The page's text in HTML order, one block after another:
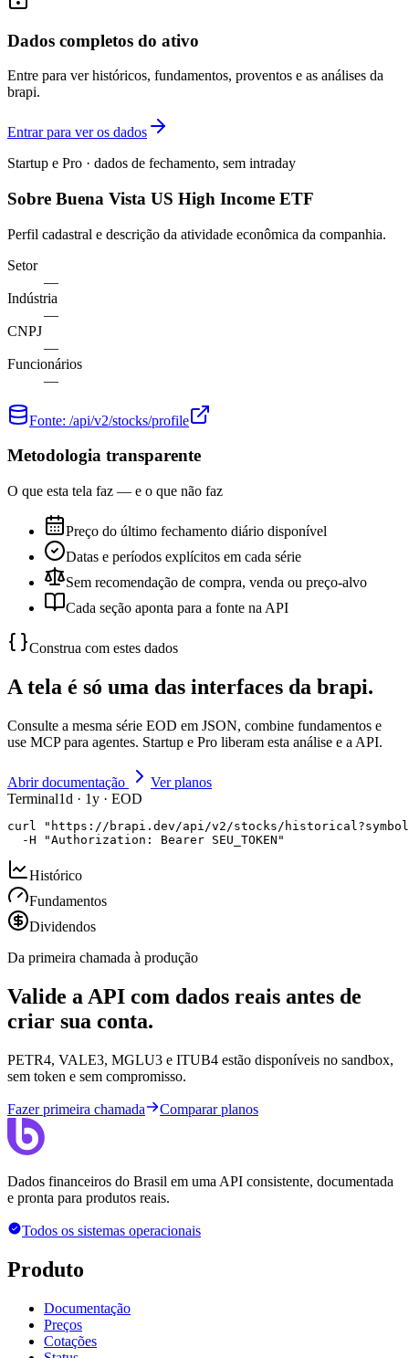
Dados completos do ativo
Entre para ver históricos, fundamentos, proventos e as análises da
brapi.
Entrar para ver os dados
Startup e Pro · dados de fechamento, sem intraday
Sobre Buena Vista US High Income ETF
Perfil cadastral e descrição da atividade econômica da companhia.
Setor
—
Indústria
—
CNPJ
—
Funcionários
—
Fonte: /api/v2/stocks/profile
Metodologia transparente
O que esta tela faz — e o que não faz
Preço do último fechamento diário disponível
Datas e períodos explícitos em cada série
Sem recomendação de compra, venda ou preço-alvo
Cada seção aponta para a fonte na API
Construa com estes dados
A tela é só uma das interfaces da brapi.
Consulte a mesma série EOD em JSON, combine fundamentos e
use MCP para agentes. Startup e Pro liberam esta análise e a API.
Abrir documentação
Ver planos
Terminal1d · 1y · EOD
curl "https://brapi.dev/api/v2/stocks/
  -H "Authorization: Bearer SEU_TOKEN"
Histórico
Fundamentos
Dividendos
Da primeira chamada à produção
Valide a API com dados reais antes de
criar sua conta.
PETR4, VALE3, MGLU3 e ITUB4 estão disponíveis no sandbox,
sem token e sem compromisso.
Fazer primeira chamada Comparar planos
Dados financeiros do Brasil em uma API consistente, documentada
e pronta para produtos reais.
Todos os sistemas operacionais
Produto
Documentação
Preços
Cotações